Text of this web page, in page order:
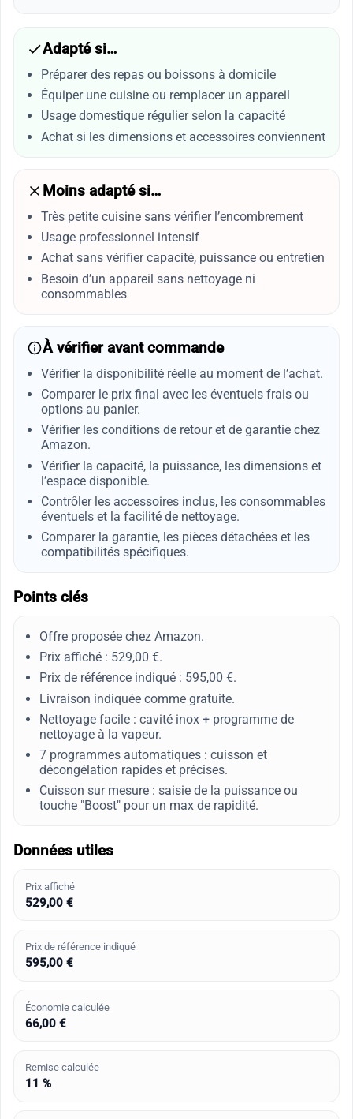
Adapté si…
Préparer des repas ou boissons à domicile
Équiper une cuisine ou remplacer un appareil
Usage domestique régulier selon la capacité
Achat si les dimensions et accessoires conviennent
Moins adapté si…
Très petite cuisine sans vérifier l’encombrement
Usage professionnel intensif
Achat sans vérifier capacité, puissance ou entretien
Besoin d’un appareil sans nettoyage ni
consommables
À vérifier avant commande
Vérifier la disponibilité réelle au moment de l’achat.
Comparer le prix final avec les éventuels frais ou
options au panier.
Vérifier les conditions de retour et de garantie chez
Amazon.
Vérifier la capacité, la puissance, les dimensions et
l’espace disponible.
Contrôler les accessoires inclus, les consommables
éventuels et la facilité de nettoyage.
Comparer la garantie, les pièces détachées et les
compatibilités spécifiques.
Points clés
Offre proposée chez Amazon.
Prix affiché : 529,00 €.
Prix de référence indiqué : 595,00 €.
Livraison indiquée comme gratuite.
Nettoyage facile : cavité inox + programme de
nettoyage à la vapeur.
7 programmes automatiques : cuisson et
décongélation rapides et précises.
Cuisson sur mesure : saisie de la puissance ou
touche "Boost" pour un max de rapidité.
Données utiles
Prix affiché
529,00 €
Prix de référence indiqué
595,00 €
Économie calculée
66,00 €
Remise calculée
11 %